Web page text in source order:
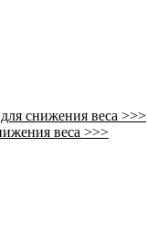
снижения веса >>>
веса >>>